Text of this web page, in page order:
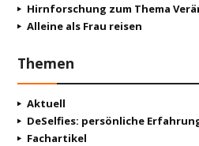
Hirnforschung zum Thema
Alleine als Frau reisen
Themen
Aktuell
DeSelfies: persönliche
Fachartikel